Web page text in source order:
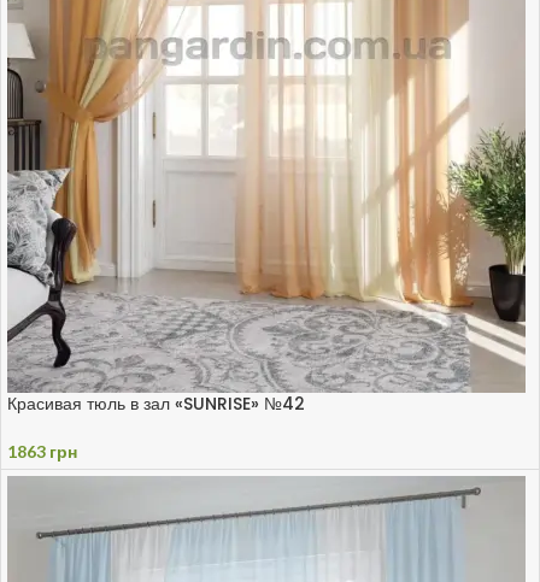
Красивая тюль в зал «SUNRISE» №42
1863 грн